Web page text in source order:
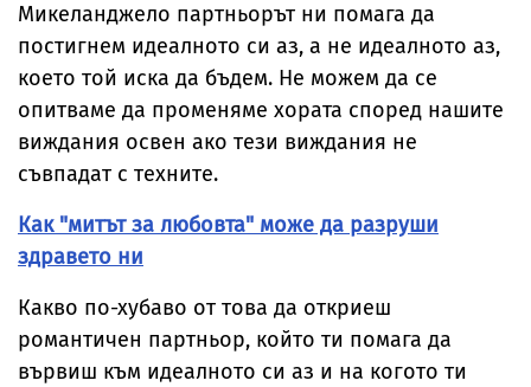
Микеланджело партньорът ни помага да
постигнем идеалното си аз, а не идеалното аз,
което той иска да бъдем. Не можем да се
опитваме да променяме хората според нашите
виждания освен ако тези виждания не
съвпадат с техните.
Как "митът за любовта" може да разруши
здравето ни
Какво по-хубаво от това да откриеш
романтичен партньор, който ти помага да
вървиш към идеалното си аз и на когото ти